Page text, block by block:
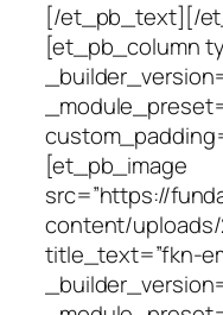
[/et_pb_text][/
[et_pb_column
[et_pb_image
src=”https://
content/
title_text=”fkn-